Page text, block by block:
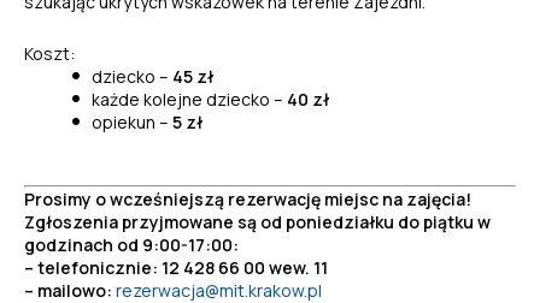
Koszt:
dziecko– 45 zł
każde kolejne dziecko– 40 zł
opiekun–5 zł
Prosimy o wcześniejszą rezerwację miejsc na zajęcia!
Zgłoszenia przyjmowane są od poniedziałku do piątku w
godzinach od 9:00-17:00:
– telefonicznie: 12 428 66 00 wew. 11
– mailowo: rezerwacja@mit.krakow.pl